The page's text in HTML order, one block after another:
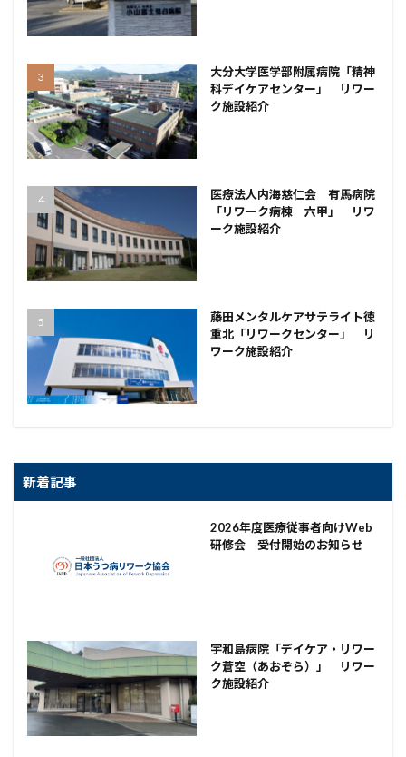
大分大学医学部附属病院「精神
科デイケアセンター」 リワー
ク施設紹介
医療法人内海慈仁会 有馬病院
「リワーク病棟 六甲」 リワ
ーク施設紹介
藤田メンタルケアサテライト徳
重北「リワークセンター」 リ
ワーク施設紹介
新着記事
2026年度医療従事者向けWeb
研修会 受付開始のお知らせ
宇和島病院「デイケア・リワー
ク蒼空（あおぞら）」 リワー
ク施設紹介